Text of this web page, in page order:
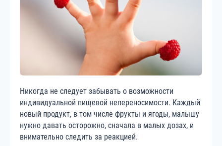
Никогда не следует забывать о возможности
индивидуальной пищевой непереносимости. Каждый
новый продукт, в том числе фрукты и ягоды, малышу
нужно давать осторожно, сначала в малых дозах, и
внимательно следить за реакцией.